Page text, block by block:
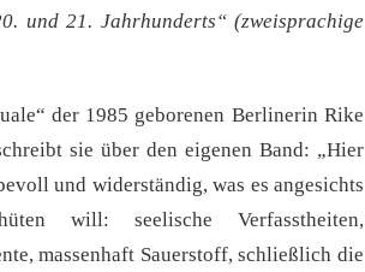
und 21. Jahrhunderts“ (zweisprachige
der 1985 geborenen Berlinerin Rike
sie über den eigenen Band: „Hier
und widerständig, was es angesichts
will: seelische Verfasstheiten,
massenhaft Sauerstoff, schließlich die